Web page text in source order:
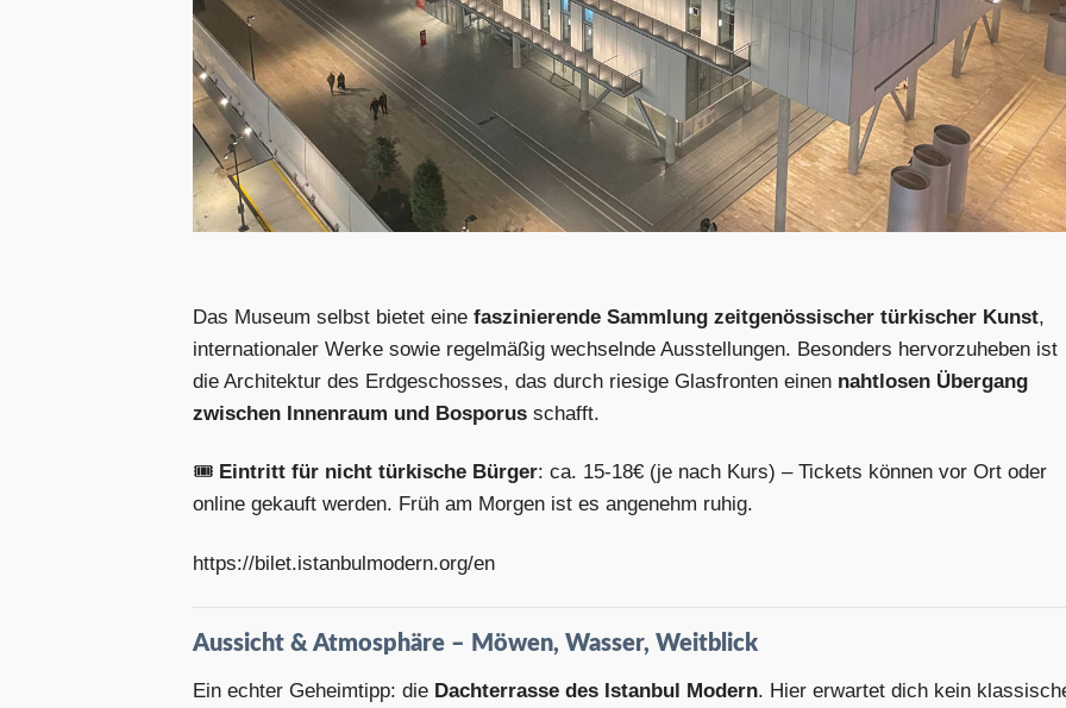
Das Museum selbst bietet eine faszinierende Sammlung zeitgenössischer türkischer Kunst,
internationaler Werke sowie regelmäßig wechselnde Ausstellungen. Besonders hervorzuheben ist
die Architektur des Erdgeschosses, das durch riesige Glasfronten einen nahtlosen Übergang
zwischen Innenraum und Bosporus schafft.
🎟️ Eintritt für nicht türkische Bürger: ca. 15-18€ (je nach Kurs) – Tickets können vor Ort oder
online gekauft werden. Früh am Morgen ist es angenehm ruhig.
https://bilet.istanbulmodern.org/en
Aussicht & Atmosphäre – Möwen, Wasser, Weitblick
Ein echter Geheimtipp: die Dachterrasse des Istanbul Modern. Hier erwartet dich kein